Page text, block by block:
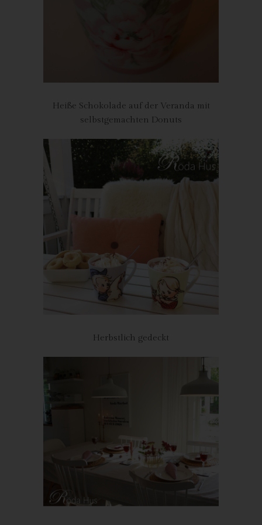
Heiße Schokolade auf der Veranda mit
selbstgemachten Donuts
Herbstlich gedeckt
einer rechtlichen Verpflichtung nach dem Unionsrecht oder dem
Sofern einer der oben genannten Gründe zutrifft und eine
Daten, die gespeichert sind, veranlassen möchte, kann sie sich
hierzu jederzeit an einen Mitarbeiter des für die Verarbeitung
Verantwortlichen wenden. Der Mitarbeiter wird veranlassen,
dass dem Löschverlangen unverzüglich nachgekommen wird.
Wurden die personenbezogenen Daten öffentlich gemacht und
ist unser Unternehmen als Verantwortlicher gemäß Art. 17 Abs.
1 DS-GVO zur Löschung der personenbezogenen Daten
verpflichtet, so trifft uns unter Berücksichtigung der verfügbaren
Technologie und der Implementierungskosten angemessene
Datenverarbeitung Verantwortliche, welche die veröffentlichten
personenbezogenen Daten verarbeiten, darüber in Kenntnis zu
setzen, dass die betroffene Person von diesen anderen für die
Datenverarbeitung Verantwortlichen die Löschung
sämtlicherlinks zu diesen personenbezogenen Daten oder von
verlangt hat, soweit die Verarbeitung nicht erforderlich ist. Der
Verarbeitung
Jede von der Verarbeitung personenbezogener Daten
betroffene Person hat das vom Europäischen Richtlinien- und
Verordnungsgeber gewährte Recht, von dem Verantwortlichen
die Einschränkung der Verarbeitung zu verlangen, wenn eine
der folgenden Voraussetzungen gegeben ist:
Die Richtigkeit der personenbezogenen Daten wird von der
betroffenen Person bestritten, und zwar für eine Dauer, die es
dem Verantwortlichen ermöglicht, die Richtigkeit der
personenbezogenen Daten zu überprüfen.
Die Verarbeitung ist unrechtmäßig, die betroffene Person lehnt